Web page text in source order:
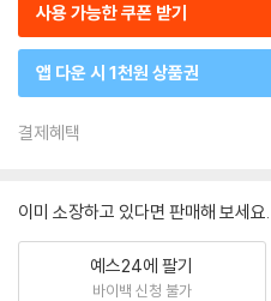
사용 가능한 쿠폰 받기
앱 다운 시 1천원 상품권
결제혜택
이미 소장하고 있다면 판매해 보세요.
예스24에 팔기
바이백 신청 불가